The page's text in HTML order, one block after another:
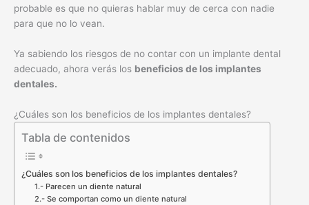
probable es que no quieras hablar muy de cerca con nadie
para que no lo vean.
Ya sabiendo los riesgos de no contar con un implante dental
adecuado, ahora verás los beneficios de los implantes
dentales.
¿Cuáles son los beneficios de los implantes dentales?
Tabla de contenidos
¿Cuáles son los beneficios de los implantes dentales?
1.- Parecen un diente natural
2.- Se comportan como un diente natural